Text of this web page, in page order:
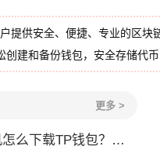
提供安全、便捷、专业的区
创建和备份钱包，安全存储代币
更多 >
载TP钱包？安装教程来了